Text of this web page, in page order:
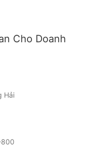
Cho Doanh
Hải